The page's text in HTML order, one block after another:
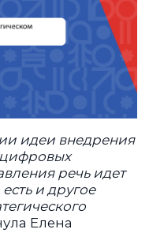
идеи внедрения
цифровых
речь идет
и другое
Елена